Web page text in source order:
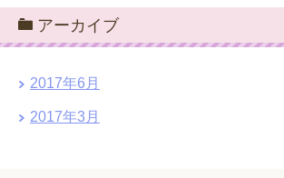
アーカイブ
2017年6月
2017年3月